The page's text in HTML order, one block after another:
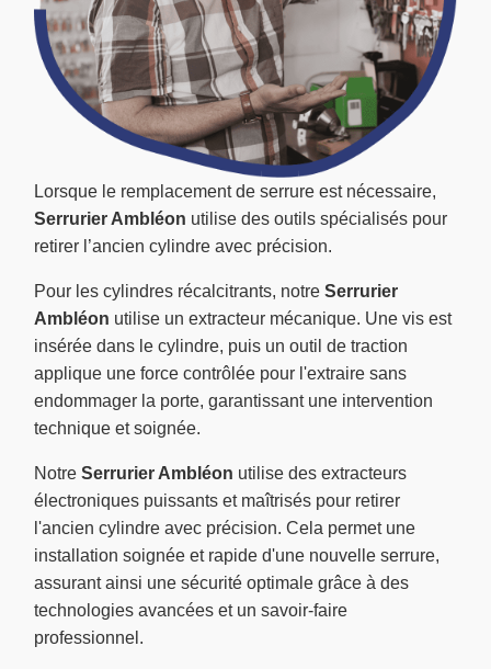
Lorsque le remplacement de serrure est nécessaire,
Serrurier Ambléon utilise des outils spécialisés pour
retirer l’ancien cylindre avec précision.
Pour les cylindres récalcitrants, notre Serrurier
Ambléon utilise un extracteur mécanique. Une vis est
insérée dans le cylindre, puis un outil de traction
applique une force contrôlée pour l'extraire sans
endommager la porte, garantissant une intervention
technique et soignée.
Notre Serrurier Ambléon utilise des extracteurs
électroniques puissants et maîtrisés pour retirer
l'ancien cylindre avec précision. Cela permet une
installation soignée et rapide d'une nouvelle serrure,
assurant ainsi une sécurité optimale grâce à des
technologies avancées et un savoir-faire
professionnel.